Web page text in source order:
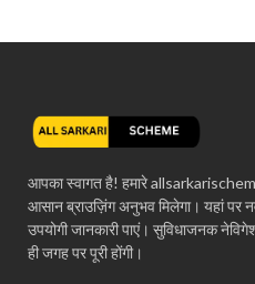
आपका स्वागत है! हमारे
आसान ब्राउज़िंग अनुभव मिलेगा। यहां पर
उपयोगी जानकारी पाएं। सुविधाजनक
ही जगह पर पूरी होंगी।